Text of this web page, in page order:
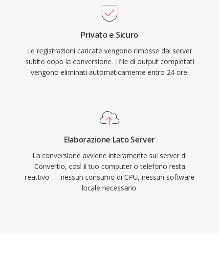
Privato e Sicuro
Le registrazioni caricate vengono rimosse dai server
subito dopo la conversione. I file di output completati
vengono eliminati automaticamente entro 24 ore.
Elaborazione Lato Server
La conversione avviene interamente sui server di
Convertio, così il tuo computer o telefono resta
reattivo — nessun consumo di CPU, nessun software
locale necessario.